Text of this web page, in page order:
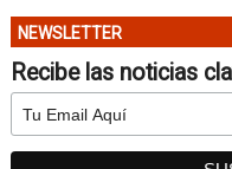
NEWSLETTER
Recibe las noticias